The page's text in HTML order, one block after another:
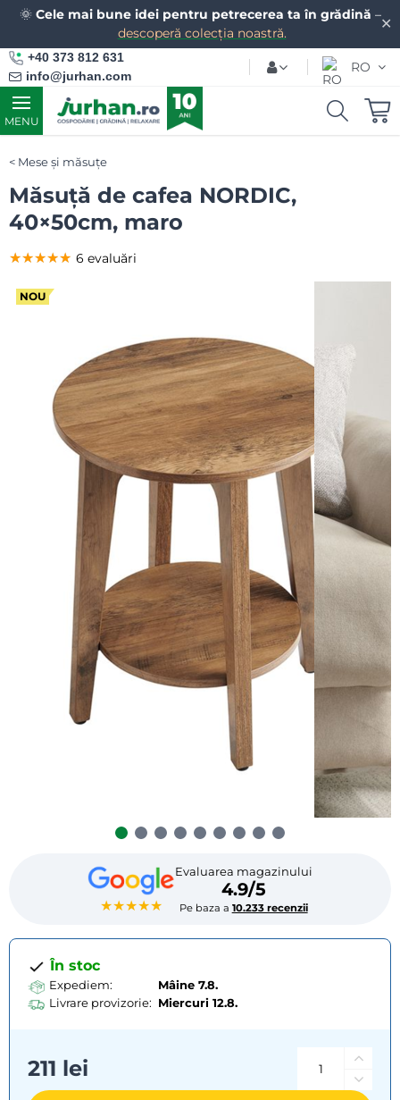
✕
🌞 Cele mai bune idei pentru petrecerea ta în grădină –
descoperă colecția noastră.
+40 373 812 631
info@jurhan.com
RO
MENU
Mese și măsuțe
Măsuță de cafea NORDIC,
40×50cm, maro
NOU
★★★★★
Evaluarea magazinului
4.9/5
Pe baza a 10.233 recenzii
★★★★★
★★★★★
★★★★★ 6 evaluări
În stoc
Expediem:
Mâine 7.8.
Livrare provizorie: Miercuri 12.8.
211 lei